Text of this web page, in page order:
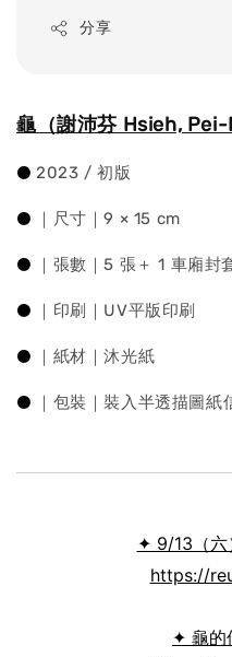
分享
龜（謝沛芬 Hsieh, Pei-
⚫ 2023 / 初版
⚫ ｜尺寸｜9 × 15 cm
⚫ ｜張數｜5 張＋ 1 車廂封
⚫ ｜印刷｜UV平版印刷
⚫ ｜紙材｜沐光紙
⚫ ｜包裝｜裝入半透描圖
✦ 9/13（六
https://
✦ 龜的